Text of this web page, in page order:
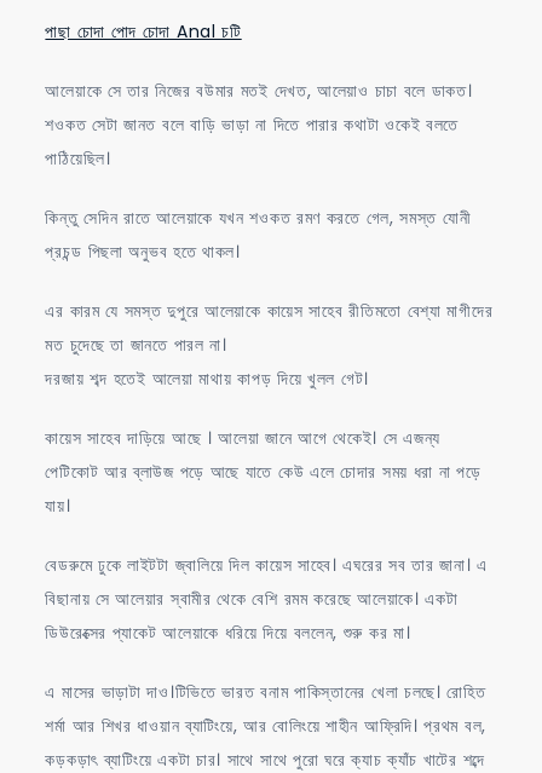
পাছা চোদা পোদ চোদা Anal চটি
আলেয়াকে সে তার নিজের বউমার মতই দেখত, আলেয়াও চাচা বলে ডাকত।
শওকত সেটা জানত বলে বাড়ি ভাড়া না দিতে পারার কথাটা ওকেই বলতে
পাঠিয়েছিল।
কিন্তু সেদিন রাতে আলেয়াকে যখন শওকত রমণ করতে গেল, সমস্ত যোনী
প্রচন্ড পিছলা অনুভব হতে থাকল।
এর কারম যে সমস্ত দুপুরে আলেয়াকে কায়েস সাহেব রীতিমতো বেশ্যা মাগীদের
মত চুদেছে তা জানতে পারল না।
দরজায় শব্দ হতেই আলেয়া মাথায় কাপড় দিয়ে খুলল গেট।
কায়েস সাহেব দাড়িয়ে আছে । আলেয়া জানে আগে থেকেই। সে এজন্য
পেটিকোট আর ব্লাউজ পড়ে আছে যাতে কেউ এলে চোদার সময় ধরা না পড়ে
যায়।
বেডরুমে ঢুকে লাইটটা জ্বালিয়ে দিল কায়েস সাহেব। এঘরের সব তার জানা। এ
বিছানায় সে আলেয়ার স্বামীর থেকে বেশি রমম করেছে আলেয়াকে। একটা
ডিউরেক্সের প্যাকেট আলেয়াকে ধরিয়ে দিয়ে বললেন, শুরু কর মা।
এ মাসের ভাড়াটা দাও।টিভিতে ভারত বনাম পাকিস্তানের খেলা চলছে। রোহিত
শর্মা আর শিখর ধাওয়ান ব্যাটিংয়ে, আর বোলিংয়ে শাহীন আফ্রিদি। প্রথম বল,
কড়কড়াৎ ব্যাটিংয়ে একটা চার। সাথে সাথে পুরো ঘরে ক্যাচ ক্যাঁচ খাটের শব্দে